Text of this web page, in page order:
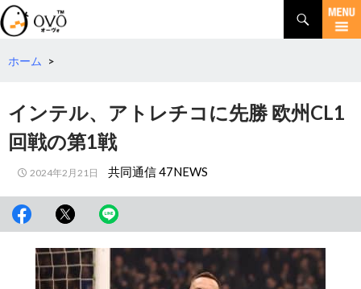
検
索
コ
テ
へ
ホーム >
インテル、アトレチコに先勝 欧州CL1
回戦の第1戦
2024年2月21日 共同通信 47NEWS